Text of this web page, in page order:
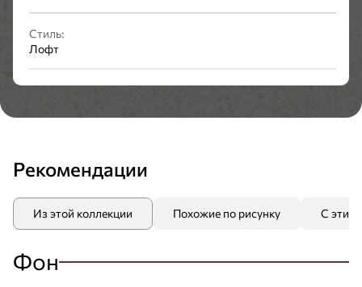
Стиль:
Лофт
Рекомендации
Из этой коллекции Похожие по рисунку С этим
Фон